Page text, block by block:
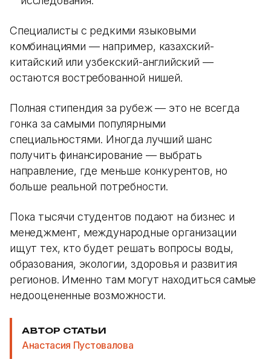
Специалисты с редкими языковыми
комбинациями — например, казахский-
китайский или узбекский-английский —
остаются востребованной нишей.
Полная стипендия за рубеж — это не всегда
гонка за самыми популярными
специальностями. Иногда лучший шанс
получить финансирование — выбрать
направление, где меньше конкурентов, но
больше реальной потребности.
Пока тысячи студентов подают на бизнес и
менеджмент, международные организации
ищут тех, кто будет решать вопросы воды,
образования, экологии, здоровья и развития
регионов. Именно там могут находиться самые
недооцененные возможности.
АВТОР СТАТЬИ
Анастасия Пустовалова